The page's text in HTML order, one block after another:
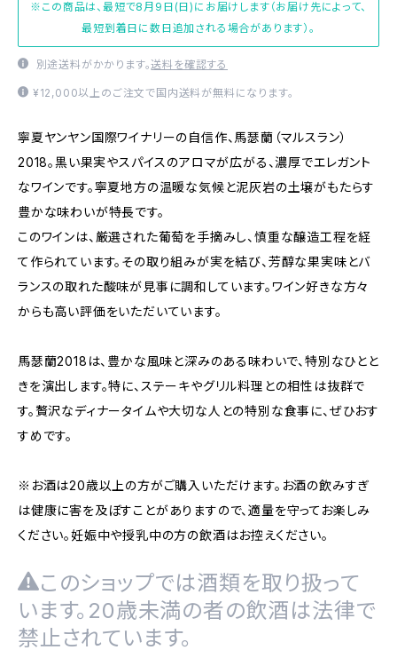
※この商品は、最短で8月9日(日)にお届けします（お届け先によって、
最短到着日に数日追加される場合があります）。
別途送料がかかります。送料を確認する
¥12,000以上のご注文で国内送料が無料になります。
寧夏ヤンヤン国際ワイナリーの自信作、馬瑟蘭（マルスラン）
2018。黒い果実やスパイスのアロマが広がる、濃厚でエレガント
なワインです。寧夏地方の温暖な気候と泥灰岩の土壌がもたらす
豊かな味わいが特長です。
このワインは、厳選された葡萄を手摘みし、慎重な醸造工程を経
て作られています。その取り組みが実を結び、芳醇な果実味とバ
ランスの取れた酸味が見事に調和しています。ワイン好きな方々
からも高い評価をいただいています。
馬瑟蘭2018は、豊かな風味と深みのある味わいで、特別なひとと
きを演出します。特に、ステーキやグリル料理との相性は抜群で
す。贅沢なディナータイムや大切な人との特別な食事に、ぜひおす
すめです。
※お酒は20歳以上の方がご購入いただけます。お酒の飲みすぎ
は健康に害を及ぼすことがありますので、適量を守ってお楽しみ
ください。妊娠中や授乳中の方の飲酒はお控えください。
このショップでは酒類を取り扱って
います。20歳未満の者の飲酒は法律で
禁止されています。